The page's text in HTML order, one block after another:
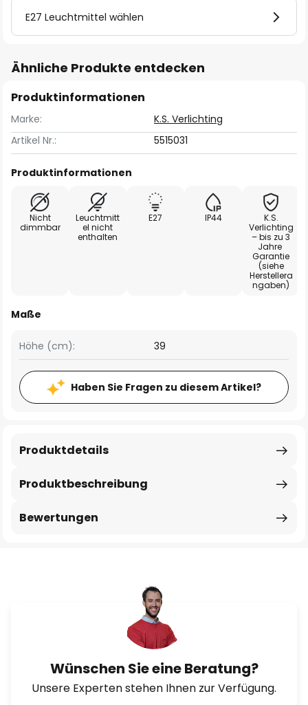
E27 Leuchtmittel wählen
Ähnliche Produkte entdecken
Produktinformationen
Marke:
K.S. Verlichting
Artikel Nr.:
5515031
Produktinformationen
Nicht
dimmbar
Leuchtmitt
el nicht
enthalten
E27 IP44
K.S.
Verlichting
– bis zu 3
Jahre
Garantie
(siehe
Herstellera
ngaben)
Maße
Höhe (cm): 39
Haben Sie Fragen zu diesem Artikel?
Produktbeschreibung
Produktdetails
Bewertungen
Wünschen Sie eine Beratung?
Unsere Experten stehen Ihnen zur Verfügung.